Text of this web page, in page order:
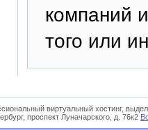
компаний
того или
виртуальный хостинг,
проспект Луначарского, д. 76к2